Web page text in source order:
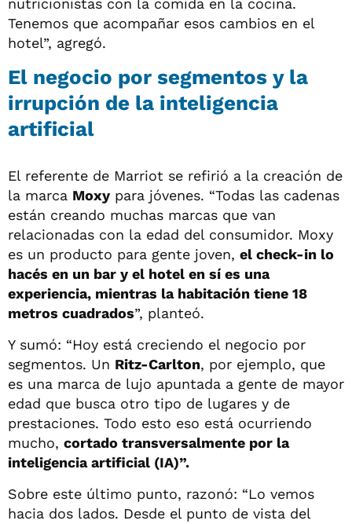
nutricionistas con la comida en la cocina.
Tenemos que acompañar esos cambios en el
hotel”, agregó.
El negocio por segmentos y la
irrupción de la inteligencia
artificial
El referente de Marriot se refirió a la creación de
la marca Moxy para jóvenes. “Todas las cadenas
están creando muchas marcas que van
relacionadas con la edad del consumidor. Moxy
es un producto para gente joven, el check-in lo
hacés en un bar y el hotel en sí es una
experiencia, mientras la habitación tiene 18
metros cuadrados”, planteó.
Y sumó: “Hoy está creciendo el negocio por
segmentos. Un Ritz-Carlton, por ejemplo, que
es una marca de lujo apuntada a gente de mayor
edad que busca otro tipo de lugares y de
prestaciones. Todo esto eso está ocurriendo
mucho, cortado transversalmente por la
inteligencia artificial (IA)”.
Sobre este último punto, razonó: “Lo vemos
hacia dos lados. Desde el punto de vista del